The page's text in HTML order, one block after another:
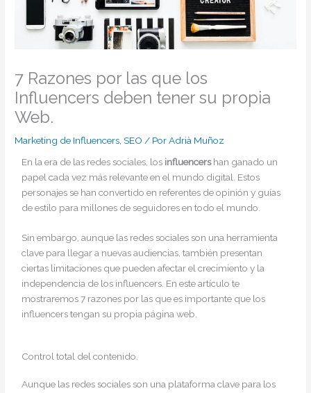
7 Razones por las que los
Influencers deben tener su propia
Web.
Marketing de Influencers ,SEO / PorAdrià Muñoz
En la era de las redes sociales, los influencershan ganado un
papel cada vez más relevante en el mundo digital. Estos
personajes se han convertido en referentes de opinión y guías
de estilo para millones de seguidores en todo el mundo.
Sin embargo, aunque las redes sociales son una herramienta
clave para llegar a nuevas audiencias, también presentan
ciertas limitaciones que pueden afectar el crecimiento y la
independencia de los influencers. En este artículo te
mostraremos 7 razones por las que es importante que los
influencers tengan su propia página web.
Control total del contenido.
Aunque las redes sociales son una plataforma clave para los